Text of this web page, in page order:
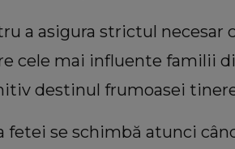
a asigura strictul necesar
cele mai influente familii
destinul frumoasei
fetei se schimbă atunci